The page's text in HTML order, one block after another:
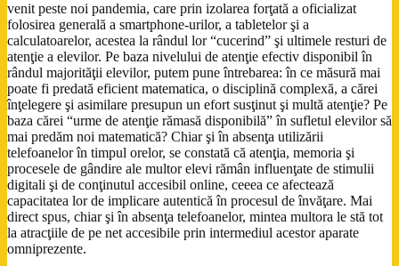
venit peste noi pandemia, care prin izolarea forţată a oficializat
folosirea generală a smartphone-urilor, a tabletelor şi a
calculatoarelor, acestea la rândul lor “cucerind” şi ultimele resturi de
atenţie a elevilor. Pe baza nivelului de atenţie efectiv disponibil în
rândul majorităţii elevilor, putem pune întrebarea: în ce măsură mai
poate fi predată eficient matematica, o disciplină complexă, a cărei
înţelegere şi asimilare presupun un efort susţinut şi multă atenţie? Pe
baza cărei “urme de atenţie rămasă disponibilă” în sufletul elevilor să
mai predăm noi matematică? Chiar şi în absenţa utilizării
telefoanelor în timpul orelor, se constată că atenţia, memoria şi
procesele de gândire ale multor elevi rămân influenţate de stimulii
digitali şi de conţinutul accesibil online, ceeea ce afectează
capacitatea lor de implicare autentică în procesul de învăţare. Mai
direct spus, chiar şi în absenţa telefoanelor, mintea multora le stă tot
la atracţiile de pe net accesibile prin intermediul acestor aparate
omniprezente.